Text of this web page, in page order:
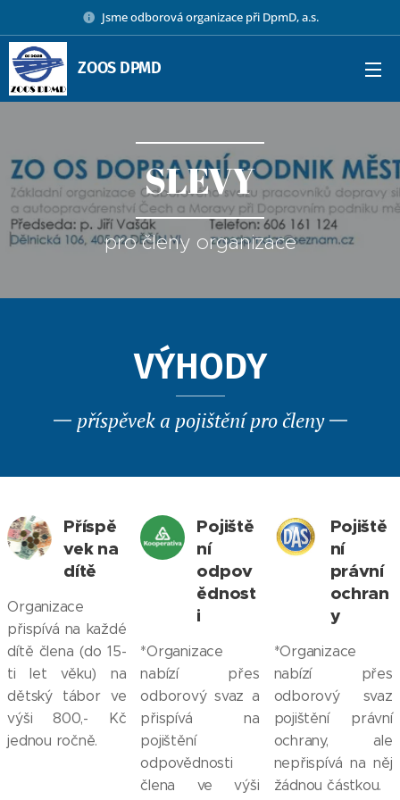
Jsme odborová organizace při DpmD, a.s.
ZOOS DPMD
SLEVY
pro členy organizace
VÝHODY
příspěvek a pojištění pro členy
Příspě
vek na
dítě
Organizace
přispívá na každé
dítě člena (do 15-
ti let věku) na
dětský tábor ve
výši 800,- Kč
jednou ročně.
Pojiště
ní
odpov
ědnost
i
*Organizace
nabízí přes
odborový svaz a
přispívá na
pojištění
odpovědnosti
člena ve výši
Pojiště
ní
právní
ochran
y
*Organizace
nabízí přes
odborový svaz
pojištění právní
ochrany, ale
nepřispívá na něj
žádnou částkou.